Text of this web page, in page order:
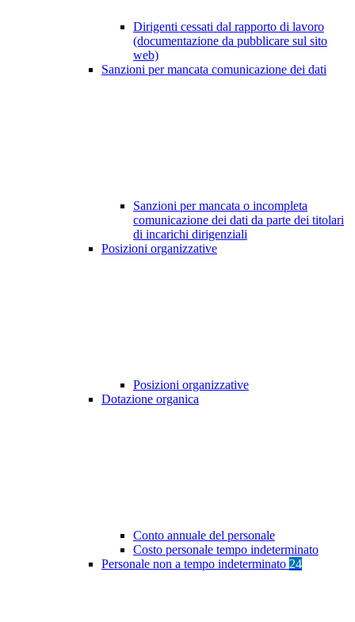
Dirigenti cessati dal rapporto di lavoro
(documentazione da pubblicare sul sito
web)
Sanzioni per mancata comunicazione dei dati
Sanzioni per mancata o incompleta
comunicazione dei dati da parte dei titolari
di incarichi dirigenziali
Posizioni organizzative
Posizioni organizzative
Dotazione organica
Conto annuale del personale
Costo personale tempo indeterminato
Personale non a tempo indeterminato 24